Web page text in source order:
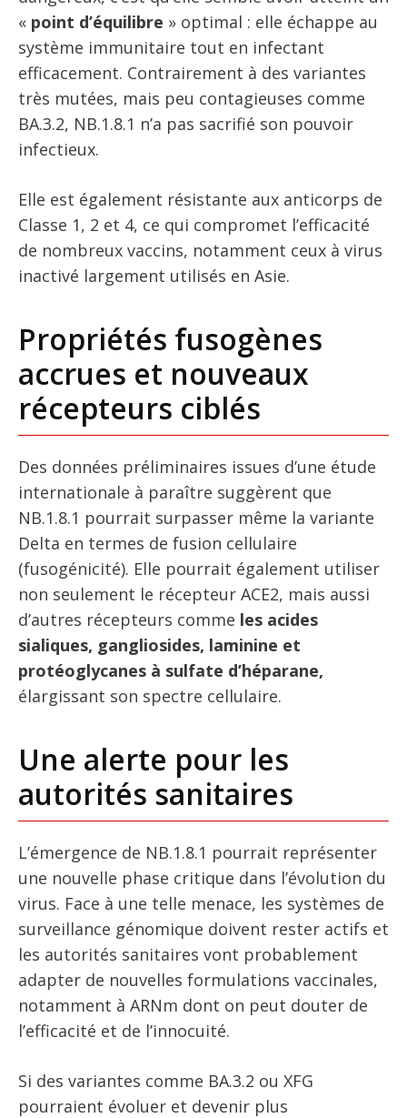
« point d’équilibre » optimal : elle échappe au
système immunitaire tout en infectant
efficacement. Contrairement à des variantes
très mutées, mais peu contagieuses comme
BA.3.2, NB.1.8.1 n’a pas sacrifié son pouvoir
infectieux.
Elle est également résistante aux anticorps de
Classe 1, 2 et 4, ce qui compromet l’efficacité
de nombreux vaccins, notamment ceux à virus
inactivé largement utilisés en Asie.
Propriétés fusogènes
accrues et nouveaux
récepteurs ciblés
Des données préliminaires issues d’une étude
internationale à paraître suggèrent que
NB.1.8.1 pourrait surpasser même la variante
Delta en termes de fusion cellulaire
(fusogénicité). Elle pourrait également utiliser
non seulement le récepteur ACE2, mais aussi
d’autres récepteurs comme les acides
sialiques, gangliosides, laminine et
protéoglycanes à sulfate d’héparane,
élargissant son spectre cellulaire.
Une alerte pour les
autorités sanitaires
L’émergence de NB.1.8.1 pourrait représenter
une nouvelle phase critique dans l’évolution du
virus. Face à une telle menace, les systèmes de
surveillance génomique doivent rester actifs et
les autorités sanitaires vont probablement
adapter de nouvelles formulations vaccinales,
notamment à ARNm dont on peut douter de
l’efficacité et de l’innocuité.
Si des variantes comme BA.3.2 ou XFG
pourraient évoluer et devenir plus